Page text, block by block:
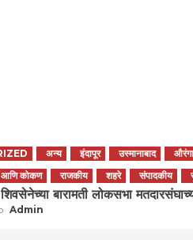
अन्य इंदापूर उस्मानाबाद
आणि कोकण राजकीय शहरे संपादकीय
बारामती लोकसभा
Admin